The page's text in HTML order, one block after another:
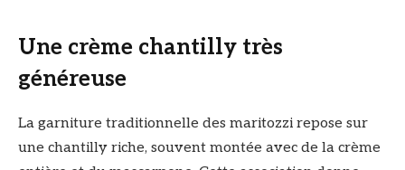
Une crème chantilly très
généreuse
La garniture traditionnelle des maritozzi repose sur
une chantilly riche, souvent montée avec de la crème